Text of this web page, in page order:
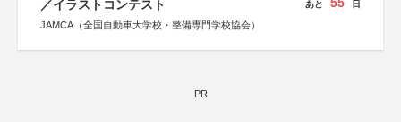
／イラストコンテスト
JAMCA（全国自動車大学校・整備専門学校協会）
あと 日
PR